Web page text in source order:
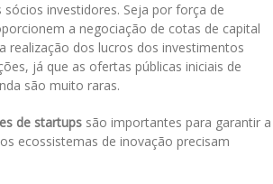
investidores. Seja por força de
a negociação de cotas de capital
realização dos lucros dos investimentos
já que as ofertas públicas iniciais de
são muito raras.
de startups são importantes para garantir a
ecossistemas de inovação precisam